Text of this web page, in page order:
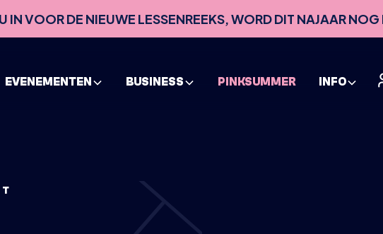
IN VOOR DE NIEUWE LESSENREEKS, WORD DIT NAJAAR NOG
EVENEMENTEN BUSINESS PINKSUMMER INFO